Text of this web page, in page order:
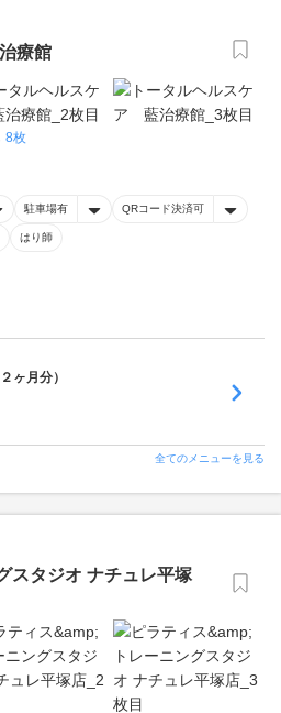
療館
8枚
駐車場有 QRコード決済可
はり師
ヶ月分）
全てのメニューを見る
スタジオ ナチュレ平塚